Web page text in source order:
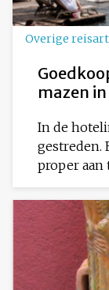
Overige
mazen
In de
gestreden.
proper aan